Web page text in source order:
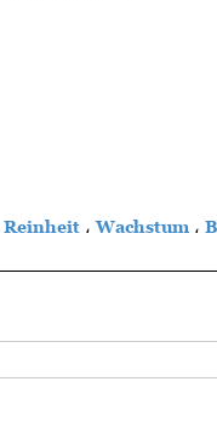
Reinheit ،Wachstum ،